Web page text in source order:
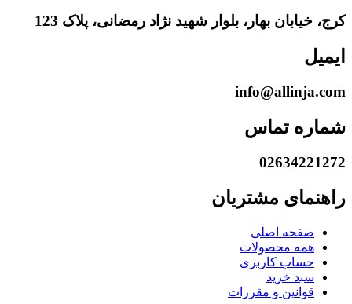
کرج، خیابان بهار، بلوار شهید نژاد رمضانی، پلاک 123
ایمیل
info@allinja.com
شماره تماس
02634221272
راهنمای مشتریان
صفحه اصلی
همه محصولات
حساب کاربری
سبد خرید
قوانین و مقررات